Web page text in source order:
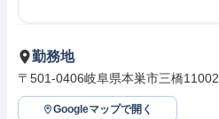
勤務地
〒501-0406岐阜県本巣市三橋
Googleマップで開く